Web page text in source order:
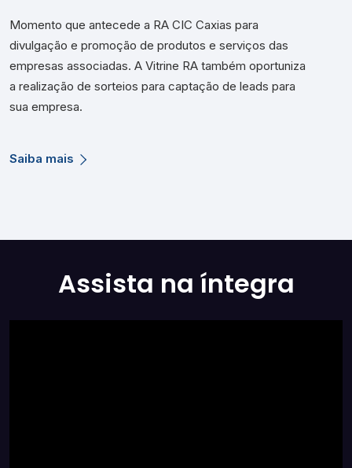
Momento que antecede a RA CIC Caxias para
divulgação e promoção de produtos e serviços das
empresas associadas. A Vitrine RA também oportuniza
a realização de sorteios para captação de leads para
sua empresa.
Saiba mais
Assista na íntegra